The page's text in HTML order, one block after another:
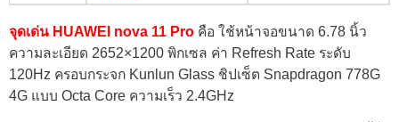
จุดเด่น HUAWEI nova 11 Pro คือ ใช้หน้าจอขนาด 6.78 นิ้ว
ความละเอียด 2652×1200 พิกเซล ค่า Refresh Rate ระดับ
120Hz ครอบกระจก Kunlun Glass ชิปเซ็ต Snapdragon 778G
4G แบบ Octa Core ความเร็ว 2.4GHz